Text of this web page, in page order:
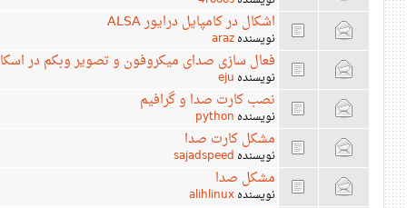
اشکال در کامپایل درایور ALSA
نویسندهaraz
فعال سازی صدای میکروفون و تصویر وبکم در
نویسنده eju
نصب کارت صدا و گرافیم
نویسنده python
مشکل کارت صدا
نویسنده sajadspeed
مشکل صدا
نویسندهalihlinux